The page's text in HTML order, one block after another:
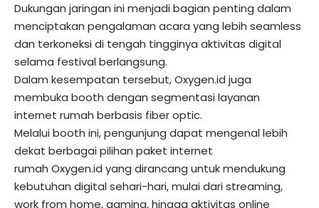
Dukungan jaringan ini menjadi bagian penting dalam
menciptakan pengalaman acara yang lebih seamless
dan terkoneksi di tengah tingginya aktivitas digital
selama festival berlangsung.
Dalam kesempatan tersebut,Oxygen.id juga
membuka booth dengan segmentasi layanan
internet rumah berbasis fiber optic.
Melalui booth ini, pengunjung dapat mengenal lebih
dekat berbagai pilihan paket internet
rumah Oxygen.id yang dirancang untuk mendukung
kebutuhan digital sehari-hari, mulai dari streaming,
work from home, gaming, hingga aktivitas online